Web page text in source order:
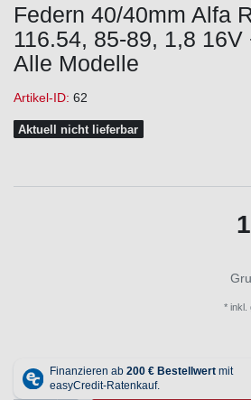
Federn 40/40mm Alfa
116.54, 85-89, 1,8 16V
Alle Modelle
Artikel-ID: 62
Aktuell nicht lieferbar
* inkl.